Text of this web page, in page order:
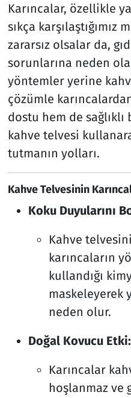
Karıncalar, özellikle
sıkça
zararsız olsalar da,
sorunlarına neden
yöntemler yerine
çözümle
dostu hem de
kahve telvesi
tutmanın yolları.
Kahve Telvesinin
Koku Duyularını
Kahve
karıncaların
kullandığı
maskeleyerek
neden olur.
Doğal Kovucu Etki:
Karıncalar
hoşlanmaz ve
Spor
Teknoloji ve Bilim
Televizyon